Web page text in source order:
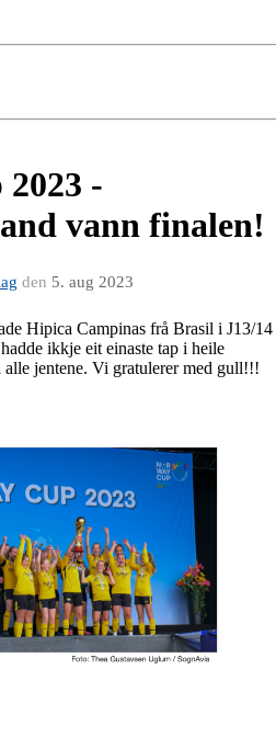
-
vann finalen!
den 5. aug 2023
Hipica Campinas frå Brasil i J13/14
ikkje eit einaste tap i heile
jentene. Vi gratulerer med gull!!!